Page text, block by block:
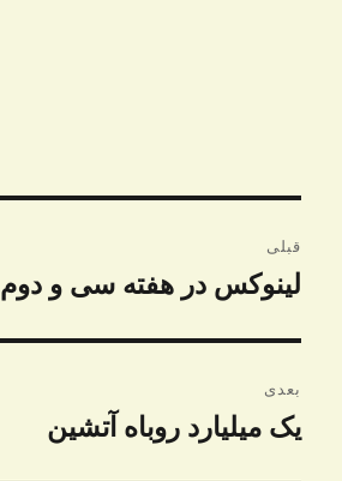
نوشته
قبلی
نوشته
لینوکس در هفته سی و دوم
بعدی
نوشته
یک میلیارد روباه آتشین